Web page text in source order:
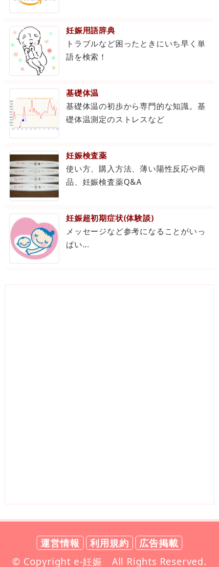
妊娠用語辞典
トラブルなど困ったときにいち早く単
語を検索！
基礎体温
基礎体温の初歩から専門的な知識。基
礎体温測定のストレスなど
妊娠検査薬
使い方、購入方法、薄い陽性反応や商
品、妊娠検査薬Q&A
妊娠超初期症状(体験談)
メッセージなど参考になることがいっ
ぱい...
運営情報 利用規約
広告掲載
© Copyright e-妊娠 All Rights Reserved.